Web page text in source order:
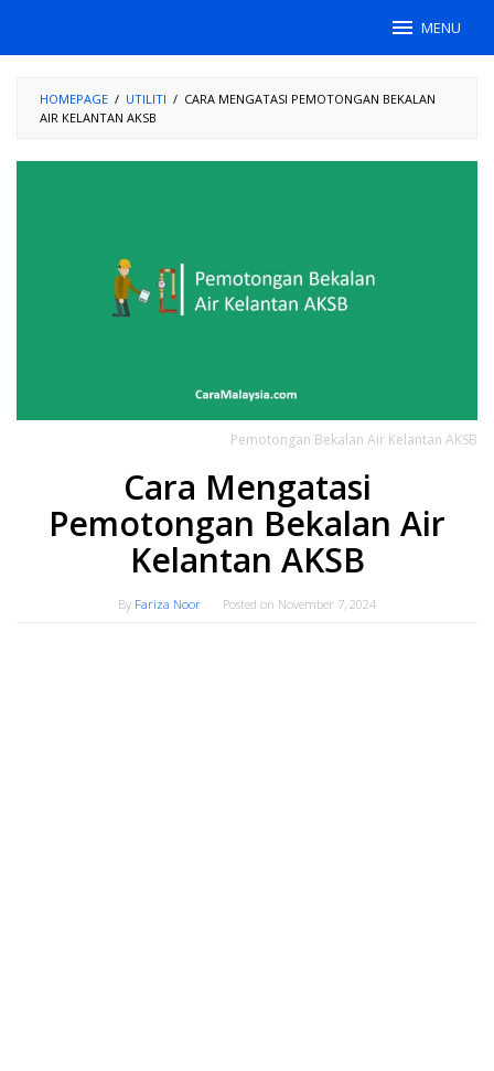
MENU
HOMEPAGE / UTILITI / CARA MENGATASI PEMOTONGAN BEKALAN
AIR KELANTAN AKSB
Pemotongan Bekalan Air Kelantan AKSB
Cara Mengatasi
Pemotongan Bekalan Air
Kelantan AKSB
By Fariza Noor Posted on November 7, 2024